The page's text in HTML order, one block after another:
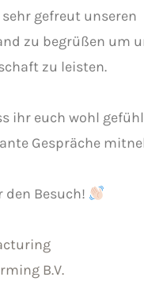
gefreut unseren
zu begrüßen um
zu leisten.
ihr euch wohl
Gespräche
den Besuch!
B.V.